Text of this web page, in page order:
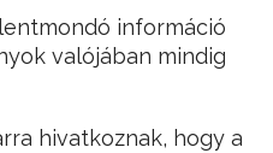
információ
valójában mindig
hivatkoznak, hogy a